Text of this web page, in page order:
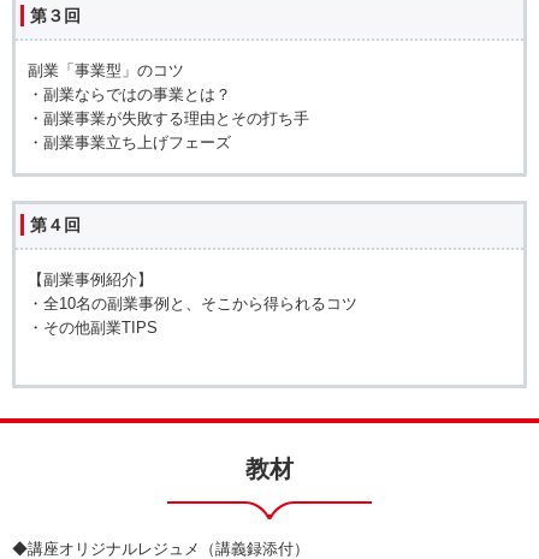
第３回
副業「事業型」のコツ
・副業ならではの事業とは？
・副業事業が失敗する理由とその打ち手
・副業事業立ち上げフェーズ
第４回
【副業事例紹介】
・全10名の副業事例と、そこから得られるコツ
・その他副業TIPS
教材
◆講座オリジナルレジュメ（講義録添付）